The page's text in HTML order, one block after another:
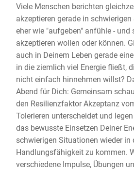
Viele Menschen berichten
akzeptieren gerade in
eher wie "aufgeben" anfühle - und
akzeptieren wollen oder können.
auch in Deinem Leben gerade
in die ziemlich viel Energie fließt,
nicht einfach hinnehmen willst?
Abend für Dich: Gemeinsam
den Resilienzfaktor Akzeptanz
Tolerieren unterscheidet und
das bewusste Einsetzen Deiner
schwierigen Situationen wieder in
Handlungsfähigkeit zu kommen.
verschiedene Impulse, Übungen